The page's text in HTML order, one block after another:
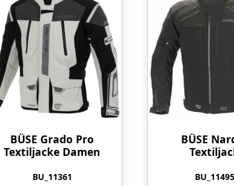
BÜSE Grado Pro
Textiljacke Damen
BU_11361
BÜSE